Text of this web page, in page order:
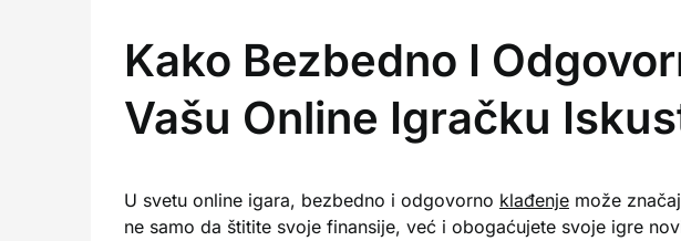
Kako Bezbedno I
Vašu Online Igračku
U svetu online igara, bezbedno i odgovorno klađenje može
ne samo da štitite svoje finansije, već i obogaćujete svoje igre